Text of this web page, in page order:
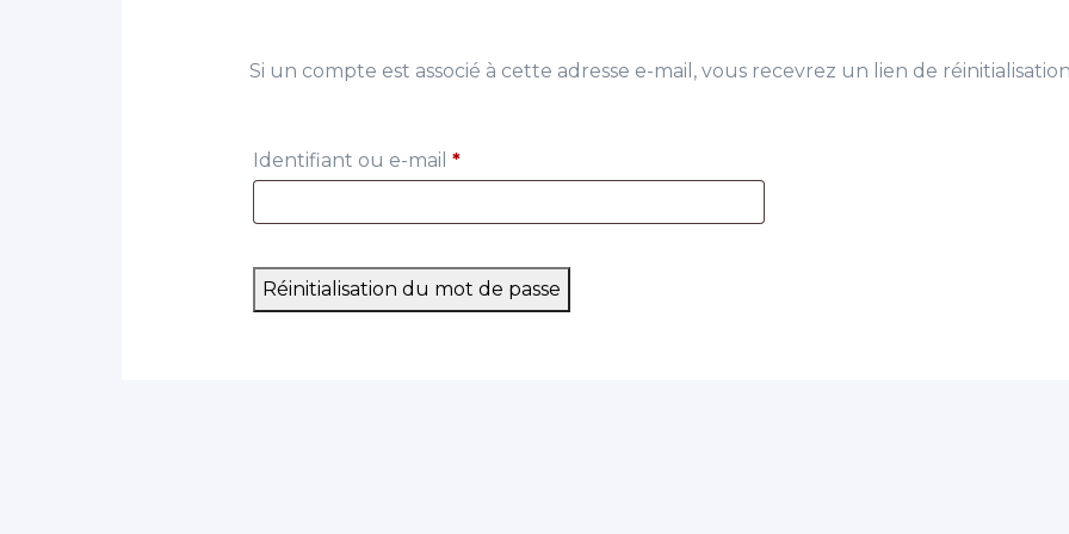
Si un compte est associé à cette adresse e-mail, vous recevrez un lien de
Identifiant ou e-mail *Obligatoire
Réinitialisation du mot de passe